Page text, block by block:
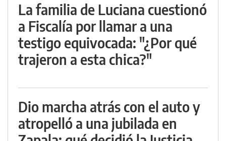
La familia de Luciana cuestionó
a Fiscalía por llamar a una
testigo equivocada: "¿Por qué
trajeron a esta chica?"
Dio marcha atrás con el auto y
atropelló a una jubilada en